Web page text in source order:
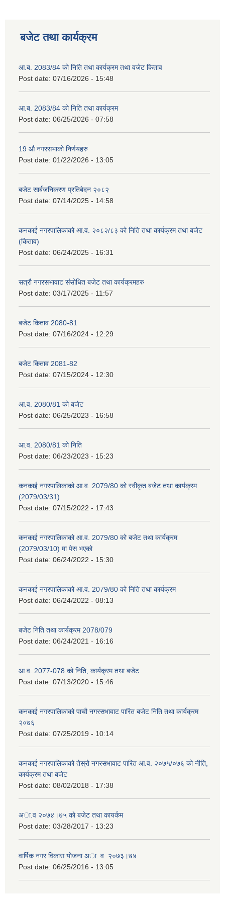
बजेट तथा कार्यक्रम
आ.ब. 2083/84 को निति तथा कार्यक्रम तथा वजेट किताव
Post date: 07/16/2026 - 15:48
आ.ब. 2083/84 को निति तथा कार्यक्रम
Post date: 06/25/2026 - 07:58
19 औ नगरसभाको निर्णयहरु
Post date: 01/22/2026 - 13:05
बजेट सार्बजनिकरण प्रतिबेदन २०८२
Post date: 07/14/2025 - 14:58
कनकाई नगरपालिकाको आ.व. २०८२/८३ को निति तथा कार्यक्रम तथा बजेट
(किताव)
Post date: 06/24/2025 - 16:31
सत्रौ नगरसभावाट संसोधित बजेट तथा कार्यक्रमहरु
Post date: 03/17/2025 - 11:57
बजेट किताव 2080-81
Post date: 07/16/2024 - 12:29
बजेट किताव 2081-82
Post date: 07/15/2024 - 12:30
आ.व. 2080/81 को बजेट
Post date: 06/25/2023 - 16:58
आ.व. 2080/81 को निति
Post date: 06/23/2023 - 15:23
कनकाई नगरपालिकाको आ.व. 2079/80 को स्वीकृत बजेट तथा कार्यक्रम
(2079/03/31)
Post date: 07/15/2022 - 17:43
कनकाई नगरपालिकाको आ.व. 2079/80 को बजेट तथा कार्यक्रम
(2079/03/10) मा पेस भएको
Post date: 06/24/2022 - 15:30
कनकाई नगरपालिकाको आ.व. 2079/80 को निति तथा कार्यक्रम
Post date: 06/24/2022 - 08:13
बजेट निति तथा कार्यक्रम 2078/079
Post date: 06/24/2021 - 16:16
आ.व. 2077-078 को निति, कार्यक्रम तथा बजेट
Post date: 07/13/2020 - 15:46
कनकाई नगरपालिकाको पाचौ नगरसभावाट पारित बजेट निति तथा कार्यक्रम
२०७६
Post date: 07/25/2019 - 10:14
कनकाई नगरपालिकाको तेस्रो नगरसभावाट पारित आ.व. २०७५/०७६ को नीति,
कार्यक्रम तथा बजेट
Post date: 08/02/2018 - 17:38
अा.व २०७४।७५ काे बजेट तथा कायर्कम
Post date: 03/28/2017 - 13:23
वार्षिक नगर विकास योजना अा. व. २०७३।७४
Post date: 06/25/2016 - 13:05